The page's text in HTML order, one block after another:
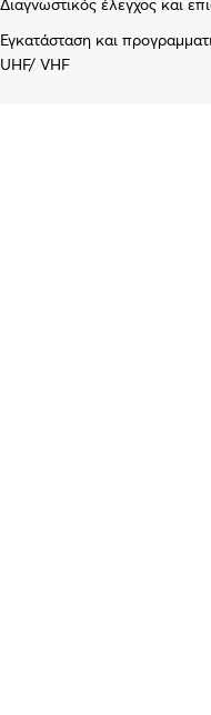
Διαγνωστικός έλεγχος και
Εγκατάσταση και
UHF/ VHF